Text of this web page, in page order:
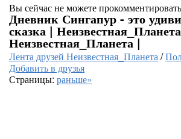
Вы сейчас не можете
Дневник Сингапур - это
сказка |
Неизвестная_Планета |
Лента друзей Неизвестная_Планета/
Добавить в друзья
Страницы: раньше»